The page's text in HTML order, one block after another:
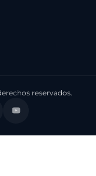
reservados.